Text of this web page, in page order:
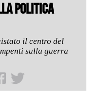
POLITICA
il centro del
sulla guerra